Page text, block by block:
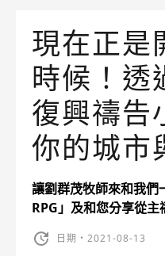
現在正是
時候！透
復興禱告
你的城市
讓劉群茂牧師來和我們
RPG」及和您分享從主
日期・2021-08-13